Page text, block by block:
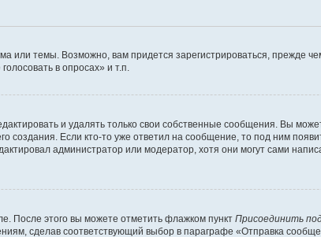
или темы. Возможно, вам придется зарегистрироваться, прежде
в опросах» и т.п.
и удалять только свои собственные сообщения. Вы
создания. Если кто-то уже ответил на сообщение, то под ним
администратор или модератор, хотя они могут сами
После этого вы можете отметить флажком пункт Присоединить
сделав соответствующий выбор в параграфе «Отправка